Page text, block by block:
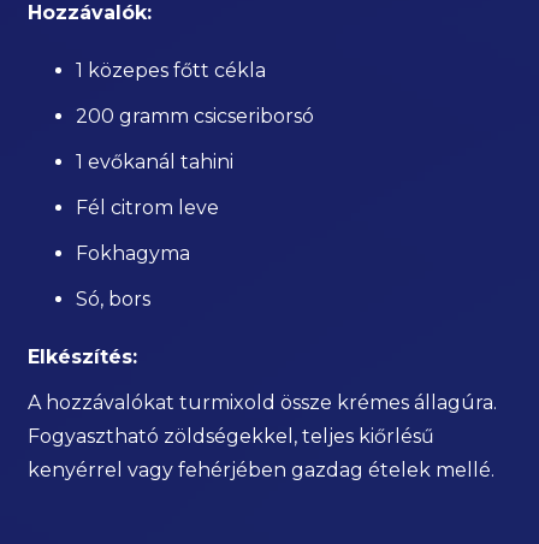
Hozzávalók:
1 közepes főtt cékla
200 gramm csicseriborsó
1 evőkanál tahini
Fél citrom leve
Fokhagyma
Só, bors
Elkészítés:
A hozzávalókat turmixold össze krémes állagúra.
Fogyasztható zöldségekkel, teljes kiőrlésű
kenyérrel vagy fehérjében gazdag ételek mellé.